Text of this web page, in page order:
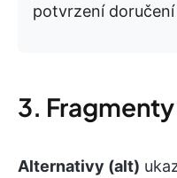
potvrzení doručení
3.
Alternativy (alt)